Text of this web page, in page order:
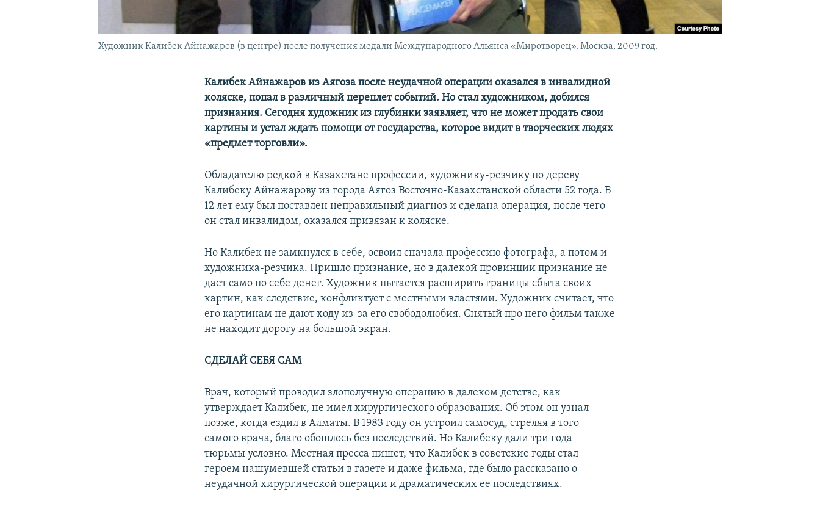
Художник Калибек Айнажаров (в центре) после получения медали Международного Альянса «Миротворец». Москва, 2009 год.
Калибек Айнажаров из Аягоза после неудачной операции оказался в инвалидной
коляске, попал в различный переплет событий. Но стал художником, добился
признания. Сегодня художник из глубинки заявляет, что не может продать свои
картины и устал ждать помощи от государства, которое видит в творческих людях
«предмет торговли».
Обладателю редкой в Казахстане профессии, художнику-резчику по дереву
Калибеку Айнажарову из города Аягоз Восточно-Казахстанской области 52 года. В
12 лет ему был поставлен неправильный диагноз и сделана операция, после чего
он стал инвалидом, оказался привязан к коляске.
Но Калибек не замкнулся в себе, освоил сначала профессию фотографа, а потом и
художника-резчика. Пришло признание, но в далекой провинции признание не
дает само по себе денег. Художник пытается расширить границы сбыта своих
картин, как следствие, конфликтует с местными властями. Художник считает, что
его картинам не дают ходу из-за его свободолюбия. Снятый про него фильм также
не находит дорогу на большой экран.
СДЕЛАЙ СЕБЯ САМ
Врач, который проводил злополучную операцию в далеком детстве, как
утверждает Калибек, не имел хирургического образования. Об этом он узнал
позже, когда ездил в Алматы. В 1983 году он устроил самосуд, стреляя в того
самого врача, благо обошлось без последствий. Но Калибеку дали три года
тюрьмы условно. Местная пресса пишет, что Калибек в советские годы стал
героем нашумевшей статьи в газете и даже фильма, где было рассказано о
неудачной хирургической операции и драматических ее последствиях.